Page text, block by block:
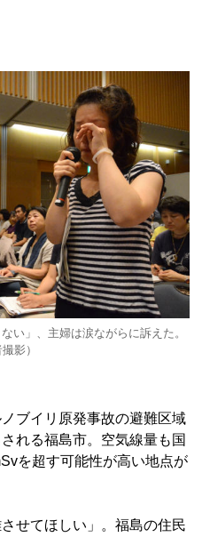
い」、主婦は涙ながらに訴えた。
影）
ブイリ原発事故の避難区域
れる福島市。空気線量も国
を超す可能性が高い地点が
せてほしい」。福島の住民